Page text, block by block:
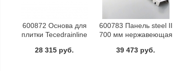
600872 Основа для
плитки Tecedrainline
нержавеющая сталь
28 315 руб.
600783 Панель steel II
700 мм нержавеющая
39 473 руб.